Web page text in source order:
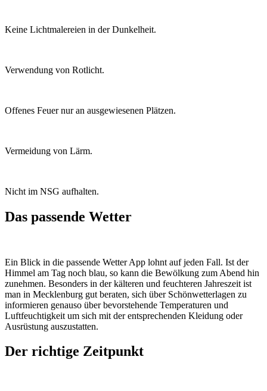
Keine Lichtmalereien in der Dunkelheit.
Verwendung von Rotlicht.
Offenes Feuer nur an ausgewiesenen Plätzen.
Vermeidung von Lärm.
Nicht im NSG aufhalten.
Das passende Wetter
Ein Blick in die passende Wetter App lohnt auf jeden Fall. Ist der
Himmel am Tag noch blau, so kann die Bewölkung zum Abend hin
zunehmen. Besonders in der kälteren und feuchteren Jahreszeit ist
man in Mecklenburg gut beraten, sich über Schönwetterlagen zu
informieren genauso über bevorstehende Temperaturen und
Luftfeuchtigkeit um sich mit der entsprechenden Kleidung oder
Ausrüstung auszustatten.
Der richtige Zeitpunkt